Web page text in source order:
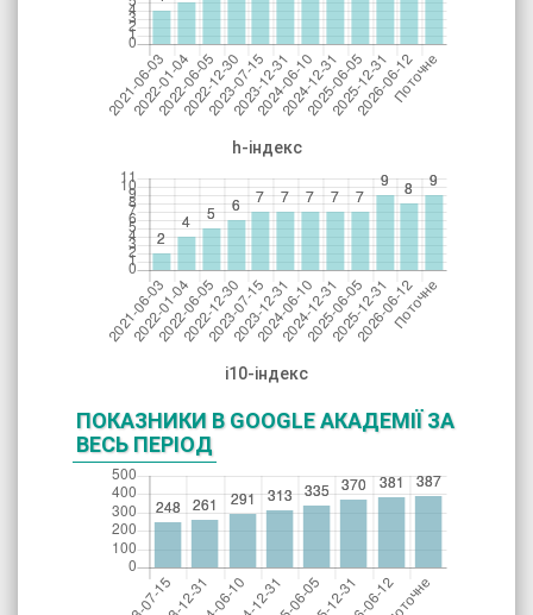
h-індекс
і10-індекс
ПОКАЗНИКИ В GOOGLE АКАДЕМІЇ ЗА
ВЕСЬ ПЕРІОД